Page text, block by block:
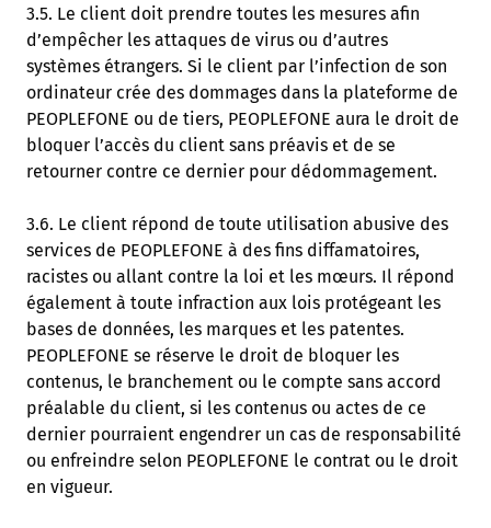
3.5. Le client doit prendre toutes les mesures afin
d’empêcher les attaques de virus ou d’autres
systèmes étrangers. Si le client par l’infection de son
ordinateur crée des dommages dans la plateforme de
PEOPLEFONE ou de tiers, PEOPLEFONE aura le droit de
bloquer l’accès du client sans préavis et de se
retourner contre ce dernier pour dédommagement.
3.6. Le client répond de toute utilisation abusive des
services de PEOPLEFONE à des fins diffamatoires,
racistes ou allant contre la loi et les mœurs. Il répond
également à toute infraction aux lois protégeant les
bases de données, les marques et les patentes.
PEOPLEFONE se réserve le droit de bloquer les
contenus, le branchement ou le compte sans accord
préalable du client, si les contenus ou actes de ce
dernier pourraient engendrer un cas de responsabilité
ou enfreindre selon PEOPLEFONE le contrat ou le droit
en vigueur.